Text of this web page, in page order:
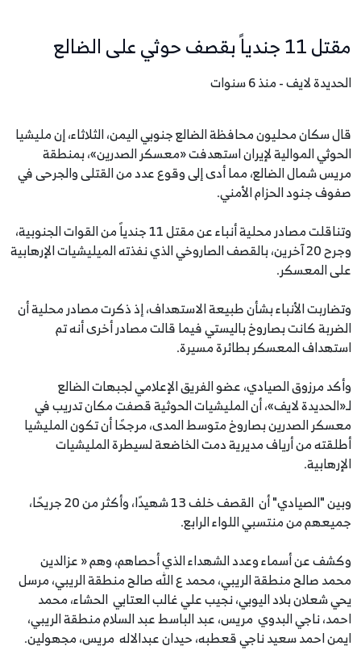
مقتل 11 جندياً بقصف حوثي على الضالع
الحديدة لايف - منذ 6 سنوات
قال سكان محليون محافظة الضالع جنوبي اليمن، الثلاثاء، إن مليشيا
الحوثي الموالية لإيران استهدفت «معسكر الصدرين»، بمنطقة
مريس شمال الضالع، مما أدى إلى وقوع عدد من القتلى والجرحى في
صفوف جنود الحزام الأمني.
وتناقلت مصادر محلية أنباء عن مقتل 11 جندياً من القوات الجنوبية،
وجرح 20 آخرين، بالقصف الصاروخي الذي نفذته الميليشيات الإرهابية
على المعسكر.
وتضاربت الأنباء بشأن طبيعة الاستهداف، إذ ذكرت مصادر محلية أن
الضربة كانت بصاروخ باليستي فيما قالت مصادر أخرى أنه تم
استهداف المعسكر بطائرة مسيرة.
وأكد مرزوق الصيادي، عضو الفريق الإعلامي لجبهات الضالع
لـ«الحديدة لايف»، أن المليشيات الحوثية قصفت مكان تدريب في
معسكر الصدرين بصاروخ متوسط المدى، مرجحًا أن تكون المليشيا
أطلقته من أرياف مديرية دمت الخاضعة لسيطرة المليشيات
الإرهابية.
وبين "الصيادي" أن القصف خلف 13 شهيدًا، وأكثر من 20 جريحًا،
جميعهم من منتسبي اللواء الرابع.
وكشف عن أسماء وعدد الشهداء الذي أحصاهم، وهم « عزالدين
محمد صالح منطقة الريبي، محمد ع الله صالح منطقة الريبي، مرسل
يحي شعلان بلاد اليوبي، نجيب علي غالب العتابي الحشاء، محمد
احمد، ناجي البدوي مريس، عبد الباسط عبد السلام منطقة الريبي،
ايمن احمد سعيد ناجي قعطبه، حيدان عبدالاله مريس، مجهولين.